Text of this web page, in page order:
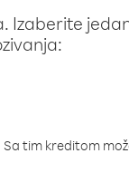
Izaberite
tim kreditom